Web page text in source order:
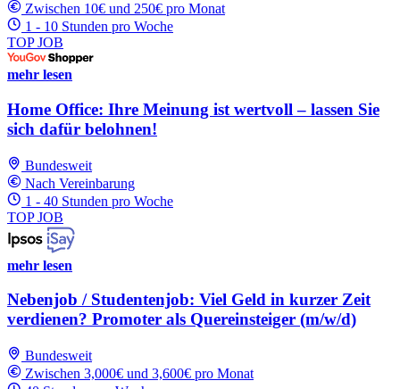
Zwischen 10€ und 250€ pro Monat
1 - 10 Stunden pro Woche
TOP JOB
mehr lesen
Home Office: Ihre Meinung ist wertvoll – lassen Sie
sich dafür belohnen!
Bundesweit
Nach Vereinbarung
1 - 40 Stunden pro Woche
TOP JOB
mehr lesen
Nebenjob / Studentenjob: Viel Geld in kurzer Zeit
verdienen? Promoter als Quereinsteiger (m/w/d)
Bundesweit
Zwischen 3,000€ und 3,600€ pro Monat